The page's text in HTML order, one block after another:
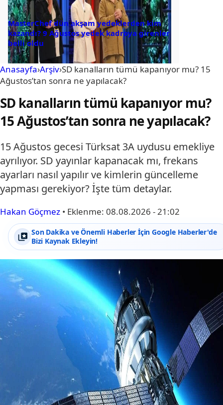
MasterChef dün akşam yedeklerden kim
kazandı? 9 Ağustos yedek kadroya girenler
belli oldu
Anasayfa›Arşiv›SD kanalların tümü kapanıyor mu? 15
Ağustos’tan sonra ne yapılacak?
SD kanalların tümü kapanıyor mu?
15 Ağustos’tan sonra ne yapılacak?
15 Ağustos gecesi Türksat 3A uydusu emekliye
ayrılıyor. SD yayınlar kapanacak mı, frekans
ayarları nasıl yapılır ve kimlerin güncelleme
yapması gerekiyor? İşte tüm detaylar.
Hakan Göçmez • Eklenme: 08.08.2026 - 21:02
Son Dakika ve Önemli Haberler İçin Google Haberler'de
Bizi Kaynak Ekleyin!